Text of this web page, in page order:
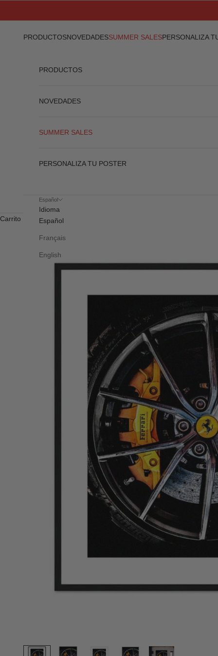
PRODUCTOSNOVEDADESSUMMER SALESPERSONALIZA
PRODUCTOS
NOVEDADES
SUMMER SALES
PERSONALIZA TU POSTER
Español
Idioma
Español
Français
English
Carrito